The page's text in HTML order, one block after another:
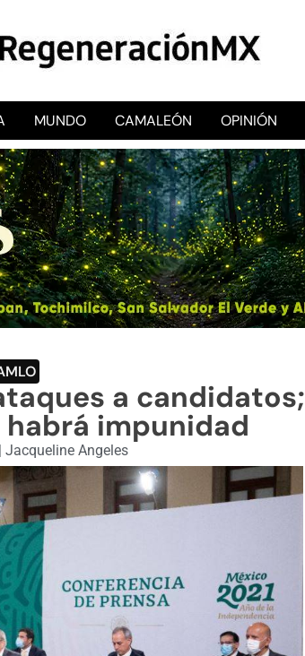
de noticias libre e independiente
MUNDO CAMALEÓN OPINIÓN
a candidatos;
impunidad
Jacqueline Angeles